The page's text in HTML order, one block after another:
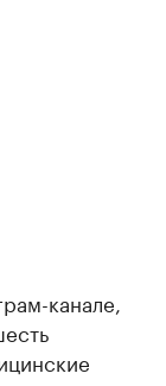
канале,